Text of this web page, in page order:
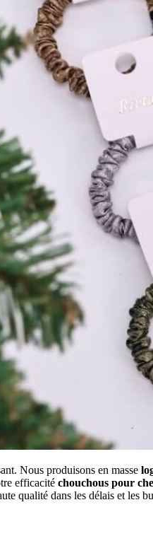
Nous produisons en masse
efficacité chouchous pour
qualité dans les délais et les